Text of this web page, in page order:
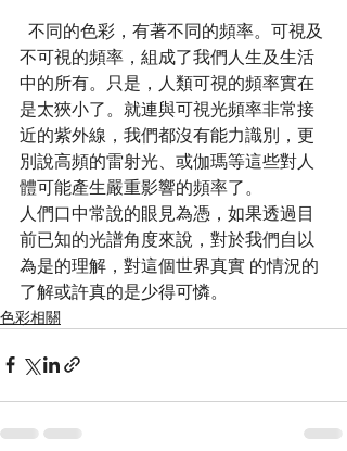
不可視的頻率，組成了我們人生及生活
中的所有。只是，人類可視的頻率實在
是太狹小了。就連與可視光頻率非常接
近的紫外線，我們都沒有能力識別，更
別說高頻的雷射光、或伽瑪等這些對人
體可能產生嚴重影響的頻率了。
人們口中常說的眼見為憑，如果透過目
前已知的光譜角度來說，對於我們自以
為是的理解，對這個世界真實 的情況的
了解或許真的是少得可憐。
色彩相關